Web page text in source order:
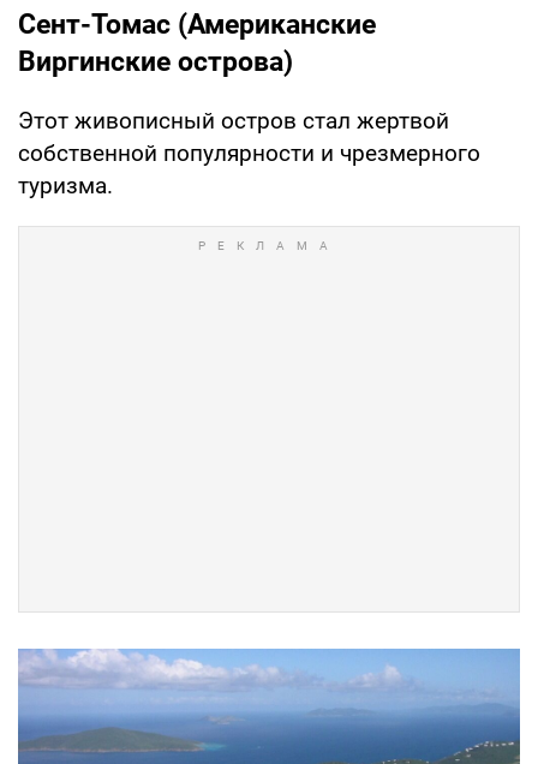
Сент-Томас (Американские
Виргинские острова)
Этот живописный остров стал жертвой
собственной популярности и чрезмерного
туризма.